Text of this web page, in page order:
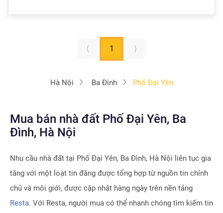
⟨ 1 ⟩
Hà Nội Ba Đình Phố Đại Yên
Mua bán nhà đất Phố Đại Yên, Ba
Đình, Hà Nội
Nhu cầu nhà đất tại Phố Đại Yên, Ba Đình, Hà Nội liên tục gia
tăng với một loạt tin đăng được tổng hợp từ nguồn tin chính
chủ và môi giới, được cập nhật hàng ngày trên nền tảng
Resta. Với Resta, người mua có thể nhanh chóng tìm kiếm tin